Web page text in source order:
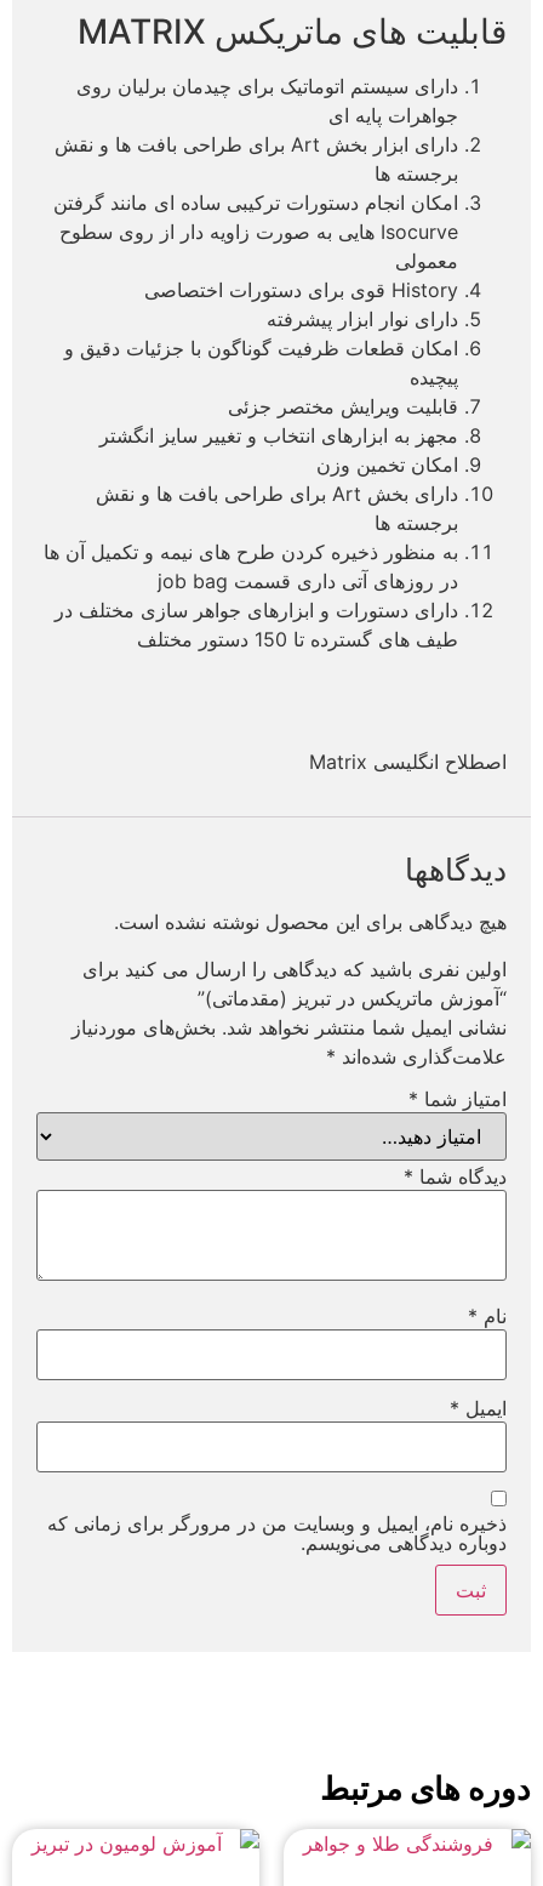
قابلیت های ماتریکس MATRIX
دارای سیستم اتوماتیک برای چیدمان برلیان روی
جواهرات پایه ای
دارای ابزار بخش Art برای طراحی بافت ها و نقش
برجسته ها
امکان انجام دستورات ترکیبی ساده ای مانند گرفتن
Isocurve هایی به صورت زاویه دار از روی سطوح
معمولی
History قوی برای دستورات اختصاصی
دارای نوار ابزار پیشرفته
امکان قطعات ظرفیت گوناگون با جزئیات دقیق و
پیچیده
قابلیت ویرایش مختصر جزئی
مجهز به ابزارهای انتخاب و تغییر سایز انگشتر
امکان تخمین وزن
دارای بخش Art برای طراحی بافت ها و نقش
برجسته ها
به منظور ذخیره کردن طرح های نیمه و تکمیل آن ها
در روزهای آتی داری قسمت job bag
دارای دستورات و ابزارهای جواهر سازی مختلف در
طیف های گسترده تا 150 دستور مختلف
اصطلاح انگلیسی Matrix
دیدگاهها
هیچ دیدگاهی برای این محصول نوشته نشده است.
اولین نفری باشید که دیدگاهی را ارسال می کنید برای
“آموزش ماتریکس در تبریز (مقدماتی)”
نشانی ایمیل شما منتشر نخواهد شد. بخش‌های موردنیاز
علامت‌گذاری شده‌اند *
امتیاز شما *
دیدگاه شما *
نام *
ایمیل *
ذخیره نام، ایمیل و وبسایت من در مرورگر برای زمانی که
دوباره دیدگاهی می‌نویسم.
دوره های مرتبط